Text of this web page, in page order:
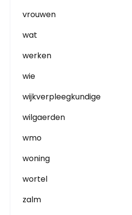
vrouwen
wat
werken
wie
wijkverpleegkundige
wilgaerden
wmo
woning
wortel
zalm